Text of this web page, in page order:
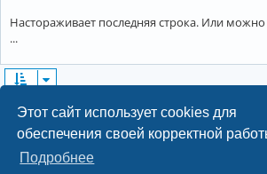
Этот сайт использует cookies для
обеспечения своей корректной
Подробнее
Настораживает последняя строка. Или можно
...
Найдено 154 результата Страница